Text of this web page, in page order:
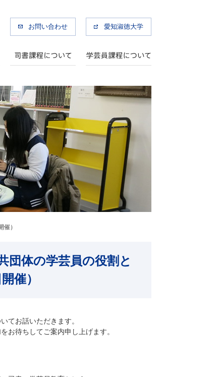
お問い合わせ 愛知淑徳大学
）
団体の学芸員の役割と
催）
てお話いただきます。
お待ちしてご案内申し上げます。